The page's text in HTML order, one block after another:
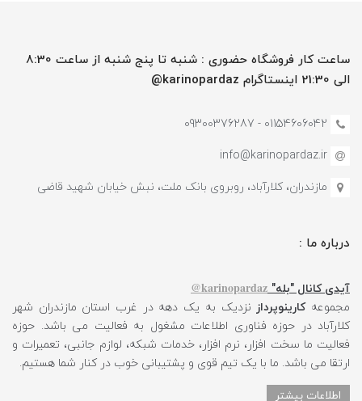
ساعت کار فروشگاه حضوری : شنبه تا پنج شنبه از ساعت 8:30
الی 21:30 اینستاگرام karinopardaz@
01154606042 - 09300376287
info@karinopardaz.ir
مازندران، کلارآباد، روبروی بانک ملت، نبش خیابان شهید قاضی
درباره ما :
آیدی کانال "بله" karinopardaz@
مجموعهکارینوپرداز نزدیک به یک دهه در غرب استان مازندران شهر
کلارآباد در حوزه فناوری اطلاعات مشغول به فعالیت می باشد. حوزه
فعالیت ما سخت افزار، نرم افزار، خدمات شبکه، لوازم جانبی، تعمیرات و
ارتقا می باشد. ما با یک تیم قوی و پشتیبانی خوب در کنار شما هستیم.
اطلاعات بیشتر